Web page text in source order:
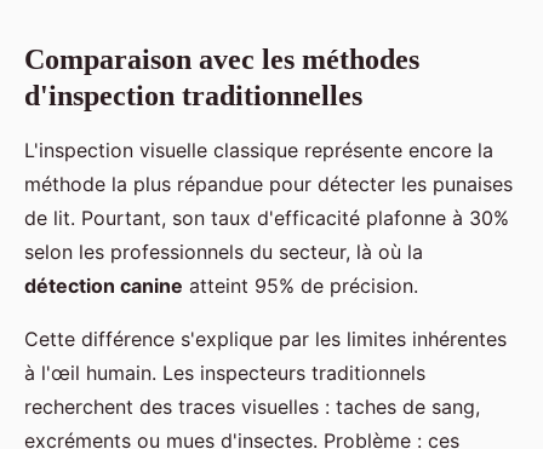
Comparaison avec les méthodes
d'inspection traditionnelles
L'inspection visuelle classique représente encore la
méthode la plus répandue pour détecter les punaises
de lit. Pourtant, son taux d'efficacité plafonne à 30%
selon les professionnels du secteur, là où la
détection canine atteint 95% de précision.
Cette différence s'explique par les limites inhérentes
à l'œil humain. Les inspecteurs traditionnels
recherchent des traces visuelles : taches de sang,
excréments ou mues d'insectes. Problème : ces